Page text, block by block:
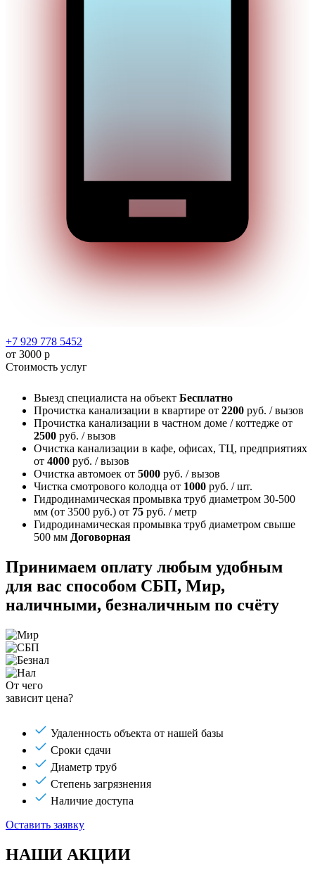
+7 929 778 5452
от 3000 р
Стоимость услуг
Выезд специалиста на объект Бесплатно
Прочистка канализации в квартире от 2200 руб. / вызов
Прочистка канализации в частном доме / коттедже от
2500 руб. / вызов
Очистка канализации в кафе, офисах, ТЦ, предприятиях
от 4000 руб. / вызов
Очистка автомоек от 5000 руб. / вызов
Чистка смотрового колодца от 1000 руб. / шт.
Гидродинамическая промывка труб диаметром 30-500
мм (от 3500 руб.) от 75 руб. / метр
Гидродинамическая промывка труб диаметром свыше
500 мм Договорная
Принимаем оплату любым удобным
для вас способом СБП, Мир,
наличными, безналичным по счёту
От чего
зависит цена?
Удаленность объекта от нашей базы
Сроки сдачи
Диаметр труб
Степень загрязнения
Наличие доступа
Оставить заявку
НАШИ АКЦИИ